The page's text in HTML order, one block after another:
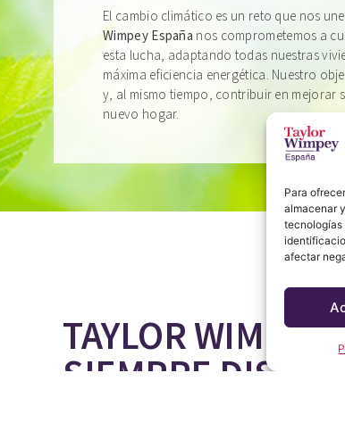
Para
almacenar
tecnologías
afectar
El cambio climático es un reto que nos
Wimpey España nos comprometemos a
esta lucha, adaptando todas nuestras
máxima eficiencia energética. Nuestro
y, al mismo tiempo, contribuir en mejorar
nuevo hogar.
TAYLOR WIMPEY
SIEMPRE